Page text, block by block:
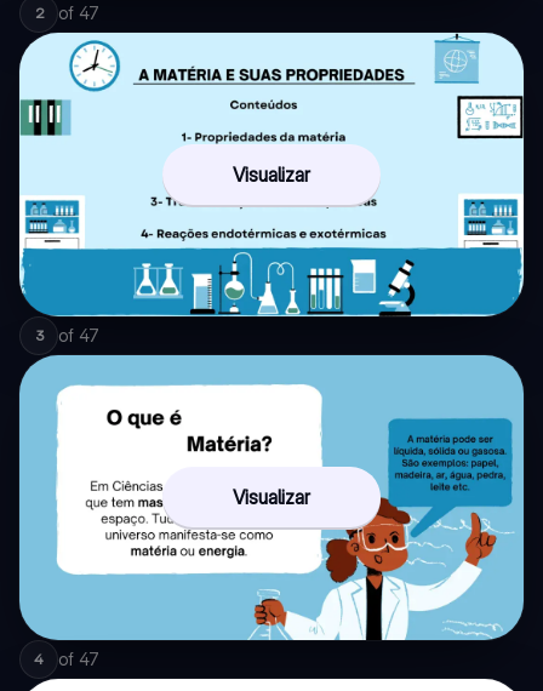
2 of 47
Visualizar
3 of 47
Visualizar
4 of 47